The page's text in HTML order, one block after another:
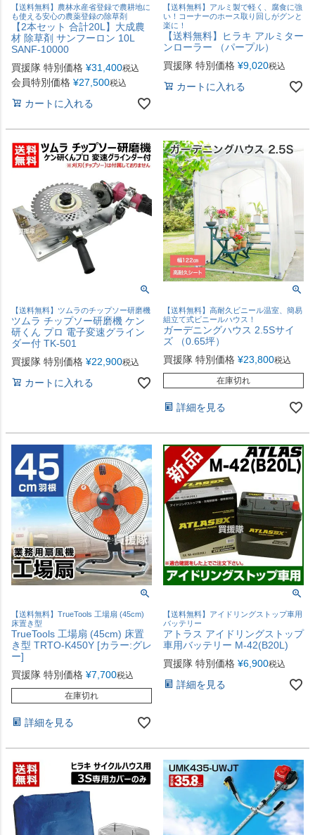
【送料無料】農林水産省登録で農耕地に
も使える安心の農薬登録の除草剤
【2本セット 合計20L】大成農
材 除草剤 サンフーロン 10L
SANF-10000
買援隊 特別価格 ¥31,400税込
会員特別価格 ¥27,500税込
カートに入れる
【送料無料】アルミ製で軽く、腐食に強
い！コーナーのホース取り回しがグンと
楽に！
【送料無料】ヒラキ アルミター
ンローラー （パープル）
買援隊 特別価格 ¥9,020税込
カートに入れる
【送料無料】ツムラのチップソー研磨機
ツムラ チップソー研磨機 ケン
研くん プロ 電子変速グライン
ダー付 TK-501
買援隊 特別価格 ¥22,900税込
カートに入れる
【送料無料】高耐久ビニール温室、簡易
組立て式ビニールハウス！
ガーデニングハウス 2.5Sサイ
ズ （0.65坪）
買援隊 特別価格 ¥23,800税込
在庫切れ
詳細を見る
【送料無料】TrueTools 工場扇 (45cm)
床置き型
TrueTools 工場扇 (45cm) 床置
き型 TRTO-K450Y [カラー:グレ
ー]
買援隊 特別価格 ¥7,700税込
在庫切れ
詳細を見る
【送料無料】アイドリングストップ車用
バッテリー
アトラス アイドリングストップ
車用バッテリー M-42(B20L)
買援隊 特別価格 ¥6,900税込
詳細を見る